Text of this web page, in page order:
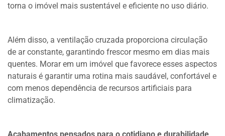
torna o imóvel mais sustentável e eficiente no uso diário.
Além disso, a ventilação cruzada proporciona circulação
de ar constante, garantindo frescor mesmo em dias mais
quentes. Morar em um imóvel que favorece esses aspectos
naturais é garantir uma rotina mais saudável, confortável e
com menos dependência de recursos artificiais para
climatização.